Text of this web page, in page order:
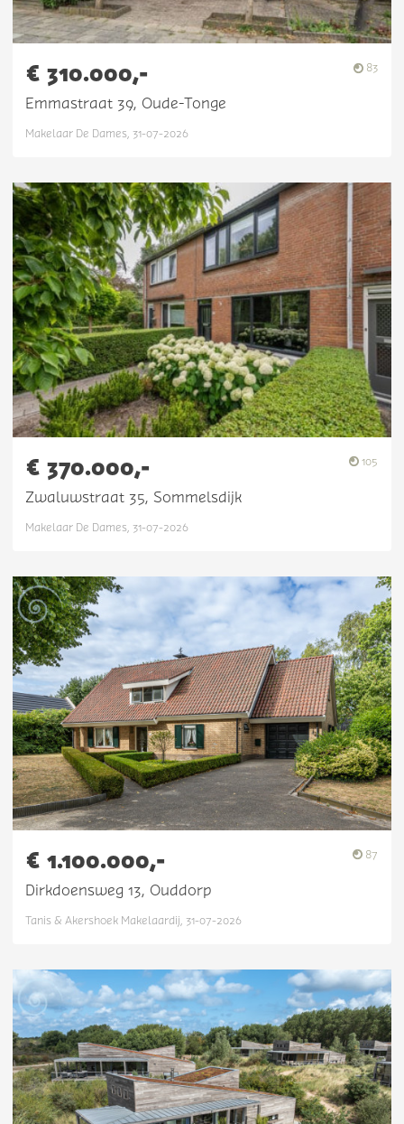
€ 310.000,- 83
Emmastraat 39, Oude-Tonge
Makelaar De Dames, 31-07-2026
€ 370.000,- 105
Zwaluwstraat 35, Sommelsdijk
Makelaar De Dames, 31-07-2026
€ 1.100.000,- 87
Dirkdoensweg 13, Ouddorp
Tanis & Akershoek Makelaardij, 31-07-2026